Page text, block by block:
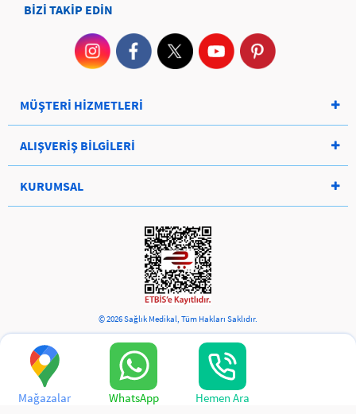
BİZİ TAKİP EDİN
MÜŞTERİ HİZMETLERİ
ALIŞVERİŞ BİLGİLERİ
KURUMSAL
© 2026 Sağlık Medikal, Tüm Hakları Saklıdır.
Mağazalar WhatsApp Hemen Ara